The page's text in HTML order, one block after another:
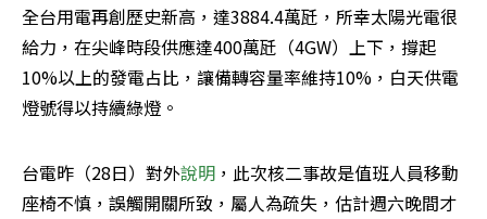
全台用電再創歷史新高，達3884.4萬瓩，所幸太陽光電很
給力，在尖峰時段供應達400萬瓩（4GW）上下，撐起
10%以上的發電占比，讓備轉容量率維持10%，白天供電
燈號得以持續綠燈。
台電昨（28日）對外說明 ，此次核二事故是值班人員移動
座椅不慎，誤觸開關所致，屬人為疏失，估計週六晚間才